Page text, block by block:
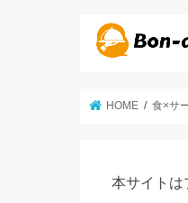
HOME 食×サ
本サイトは